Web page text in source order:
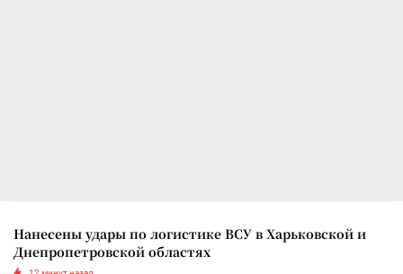
Нанесены удары по логистике ВСУ в Харьковской и
Днепропетровской областях